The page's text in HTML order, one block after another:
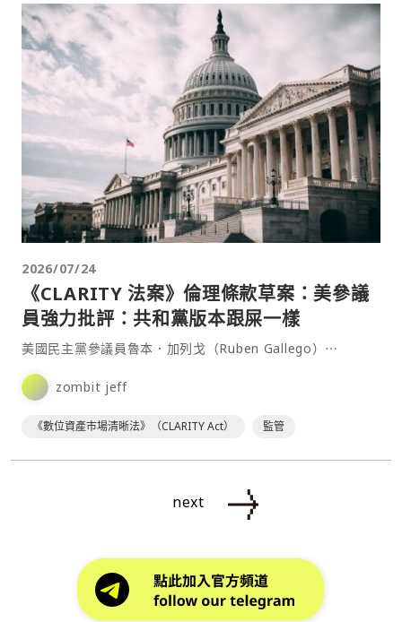
2026/07/24
《CLARITY 法案》倫理條款草案：美參議
員強力批評：共和黨版本跟屎一樣
美國民主黨參議員魯本．加列戈（Ruben Gallego）⋯
zombit jeff
《數位資產市場清晰法》（CLARITY Act） 監管
next